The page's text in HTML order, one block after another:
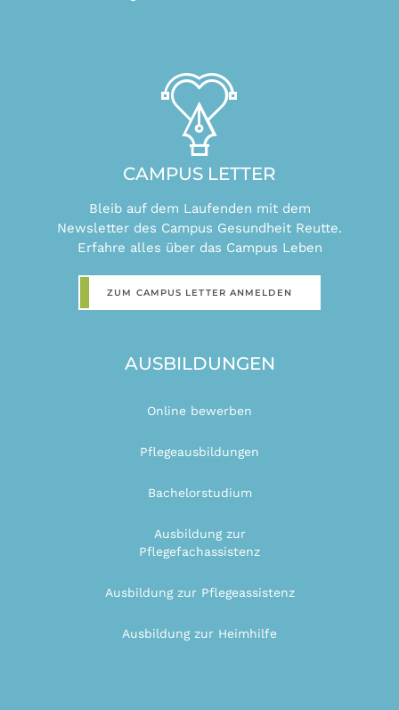
CAMPUS LETTER
Bleib auf dem Laufenden mit dem
Newsletter des Campus Gesundheit Reutte.
Erfahre alles über das Campus Leben
ZUM CAMPUS LETTER ANMELDEN
AUSBILDUNGEN
Online bewerben
Pflegeausbildungen
Bachelorstudium
Ausbildung zur
Pflegefachassistenz
Ausbildung zur Pflegeassistenz
Ausbildung zur Heimhilfe